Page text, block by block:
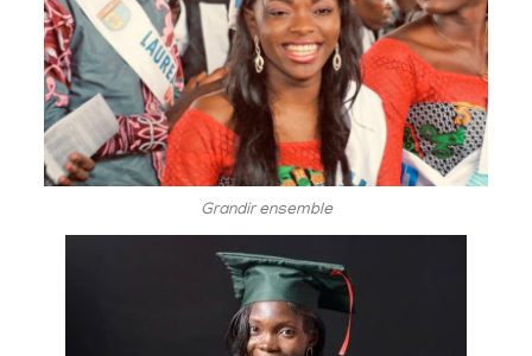
Grandir ensemble